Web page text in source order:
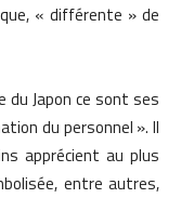
« différente » de
du Japon ce sont ses
du personnel ». Il
apprécient au plus
entre autres,